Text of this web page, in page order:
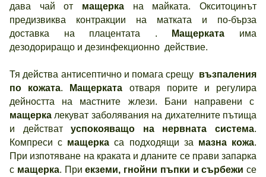
дава чай от мащерка на майката. Окситоцинът
предизвиква контракции на матката и по-бърза
доставка на плацентата .
Мащерката има
дезодориращо и дезинфекционно действие.
Тя действа антисептично и помага срещу възпаления
по кожата. Мащерката отваря порите и регулира
дейността на мастните жлези. Бани направени с
мащерка лекуват заболявания на дихателните пътища
и действатуспокояващо на нервната система.
Компреси с мащеркаса подходящи за мазна кожа.
При изпотяване на краката и дланите се прави запарка
с мащерка. Приекземи, гнойни пъпки и сърбежи се